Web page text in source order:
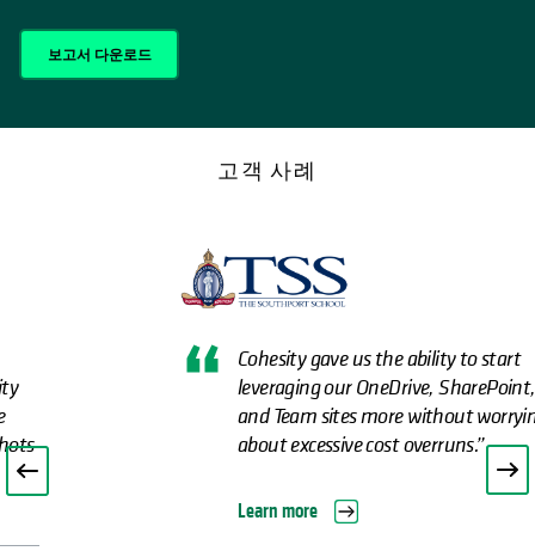
보고서 다운로드
고객 사례
Cohesity gave us the ability to start
leveraging our OneDrive, SharePoint,
and Team sites more without worrying
about excessive cost overruns.”